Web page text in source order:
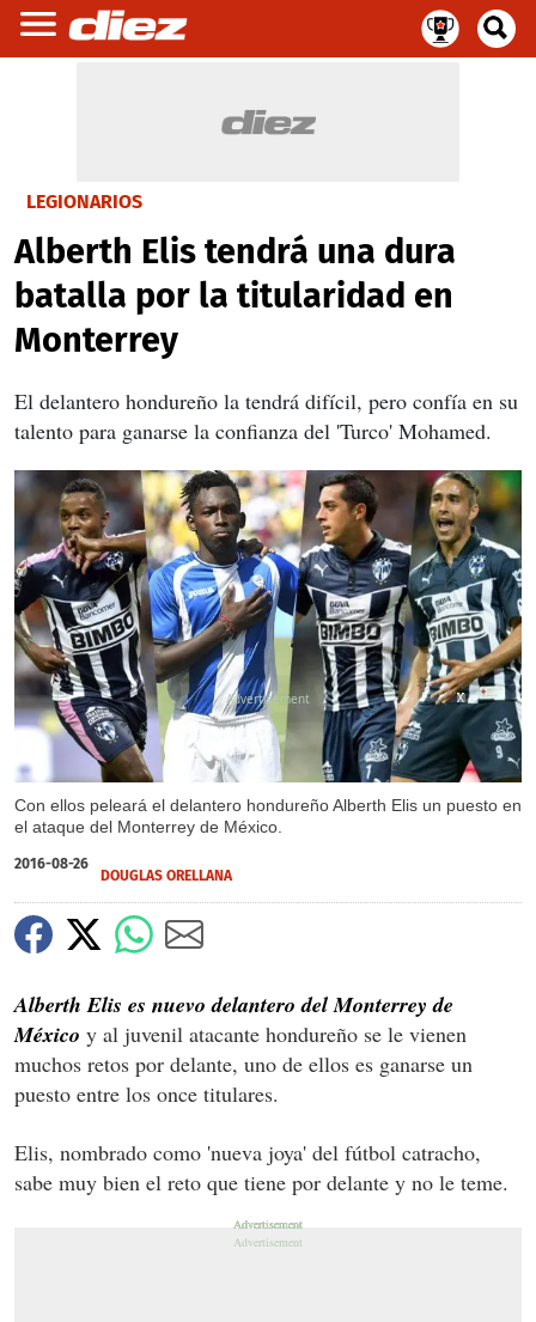
LEGIONARIOS
Alberth Elis tendrá una dura
batalla por la titularidad en
Monterrey
El delantero hondureño la tendrá difícil, pero confía en su
talento para ganarse la confianza del 'Turco' Mohamed.
Con ellos peleará el delantero hondureño Alberth Elis un puesto en
el ataque del Monterrey de México.
X
X
X
X
X
X
2016-08-26
DOUGLAS ORELLANA
Alberth Elis es nuevo delantero del Monterrey de
México y al juvenil atacante hondureño se le vienen
muchos retos por delante, uno de ellos es ganarse un
puesto entre los once titulares.
Elis, nombrado como 'nueva joya' del fútbol catracho,
sabe muy bien el reto que tiene por delante y no le teme.